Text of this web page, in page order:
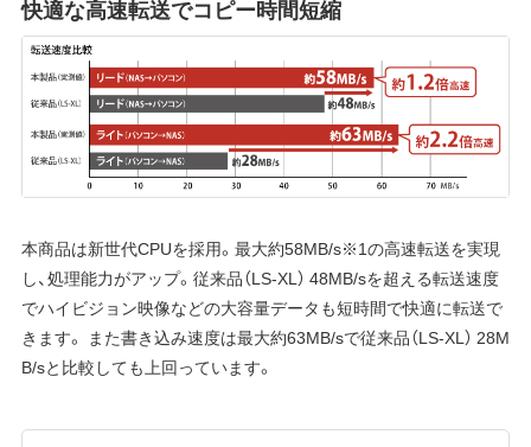
快適な高速転送でコピー時間短縮
本商品は新世代CPUを採用。最大約58MB/s※1の高速転送を実現
し、処理能力がアップ。従来品（LS-XL） 48MB/sを超える転送速度
でハイビジョン映像などの大容量データも短時間で快適に転送で
きます。 また書き込み速度は最大約63MB/sで従来品（LS-XL） 28M
B/sと比較しても上回っています。